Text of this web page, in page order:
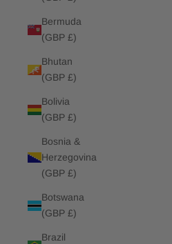
Bermuda
(GBP £)
Bhutan
(GBP £)
Bolivia
(GBP £)
Bosnia &
Herzegovina
(GBP £)
Botswana
(GBP £)
Brazil